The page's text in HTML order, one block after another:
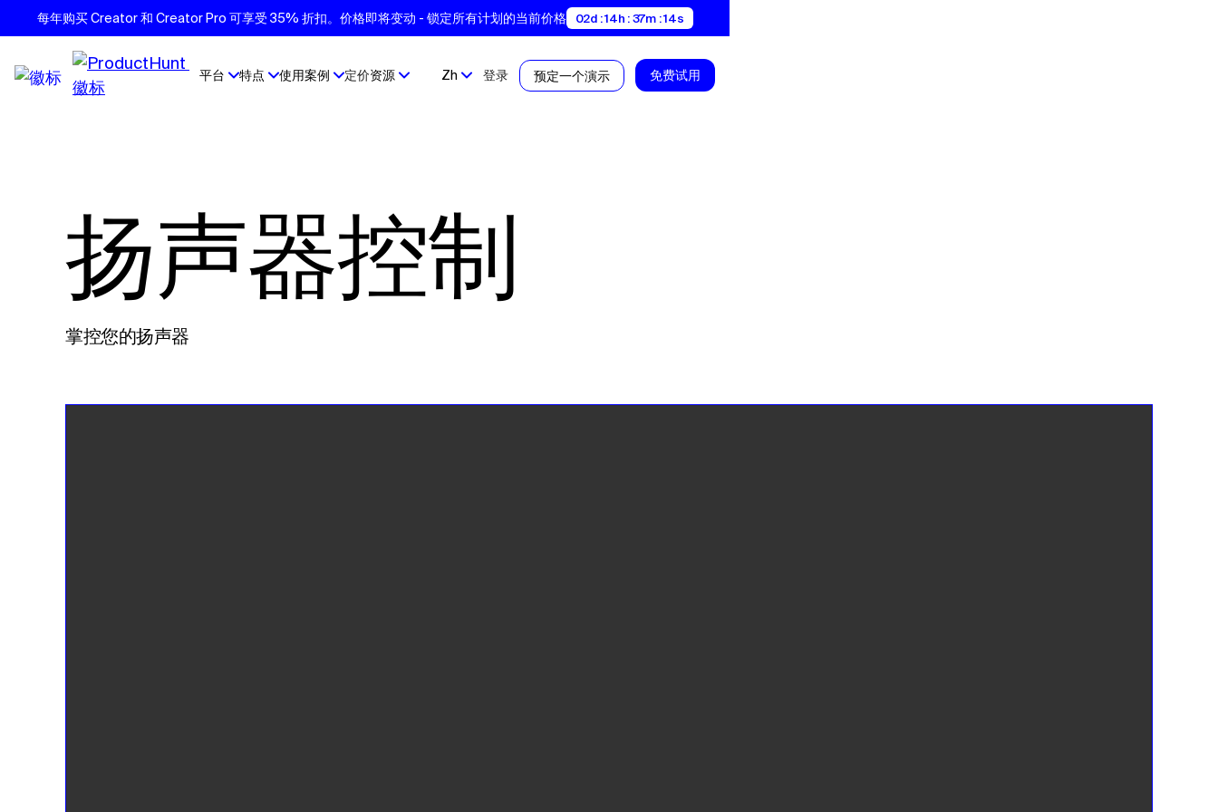
每年购买 Creator 和 Creator Pro 可享受 35% 折扣。价格即将变动 - 锁定所有计划的当前价格 02d : 14h : 37m : 13s
平台 特点 使用案例 定价资源 Zh 登录 预定一个演示 免费试用
扬声器控制
掌控您的扬声器